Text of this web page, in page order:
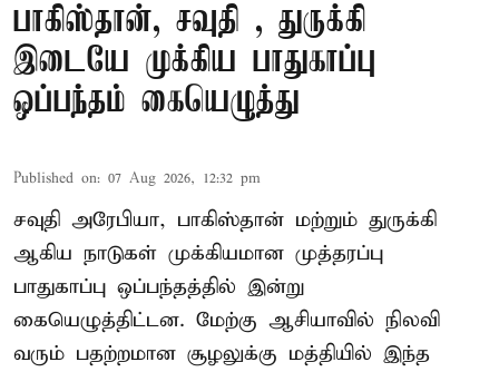
பாகிஸ்தான், சவுதி , துருக்கி
இடையே முக்கிய பாதுகாப்பு
ஒப்பந்தம் கையெழுத்து
Published on: 07 Aug 2026, 12:32 pm
சவுதி அரேபியா, பாகிஸ்தான் மற்றும் துருக்கி
ஆகிய நாடுகள் முக்கியமான முத்தரப்பு
பாதுகாப்பு ஒப்பந்தத்தில் இன்று
கையெழுத்திட்டன. மேற்கு ஆசியாவில் நிலவி
வரும் பதற்றமான சூழலுக்கு மத்தியில் இந்த